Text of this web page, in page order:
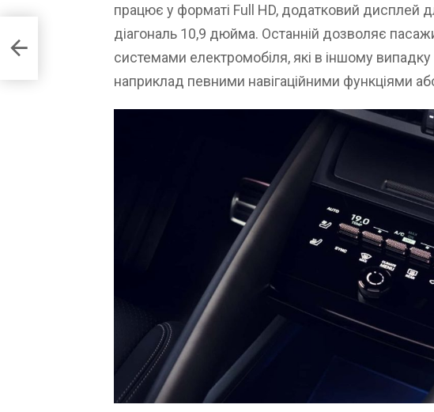
працює у форматі Full HD, додатковий дисплей
діагональ 10,9 дюйма. Останній дозволяє
системами електромобіля, які в іншому
наприклад певними навігаційними функціями